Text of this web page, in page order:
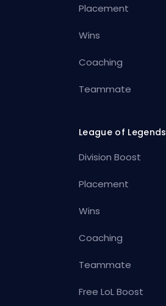
Placement
Wins
Coaching
Teammate
League of Legends
Division Boost
Placement
Wins
Coaching
Teammate
Free LoL Boost